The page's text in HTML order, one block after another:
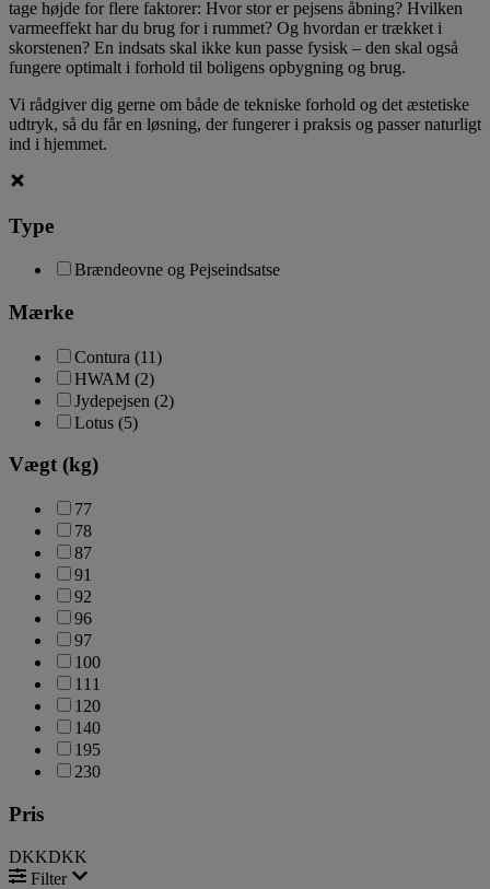
tage højde for flere faktorer: Hvor stor er pejsens åbning? Hvilken
varmeeffekt har du brug for i rummet? Og hvordan er trækket i
skorstenen? En indsats skal ikke kun passe fysisk – den skal også
fungere optimalt i forhold til boligens opbygning og brug.
Vi rådgiver dig gerne om både de tekniske forhold og det æstetiske
udtryk, så du får en løsning, der fungerer i praksis og passer naturligt
ind i hjemmet.
Type
Brændeovne og Pejseindsatse
Mærke
Contura (11)
HWAM (2)
Jydepejsen (2)
Lotus (5)
Vægt (kg)
77
78
87
91
92
96
97
100
111
120
140
195
230
Pris
DKKDKK
Filter